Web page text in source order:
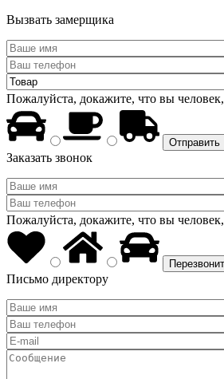
Вызвать замерщика
Пожалуйста, докажите, что вы
Заказать звонок
Пожалуйста, докажите, что вы
Письмо директору